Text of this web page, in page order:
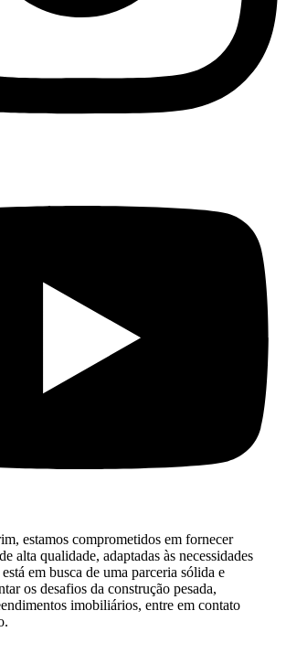
estamos comprometidos em fornecer
alta qualidade, adaptadas às necessidades
em busca de uma parceria sólida e
os desafios da construção pesada,
imobiliários, entre em contato